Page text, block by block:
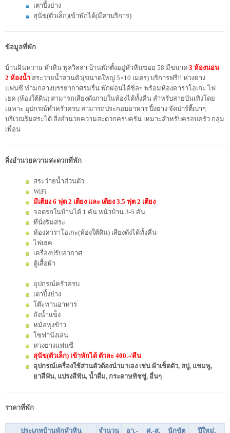
เตาปิ้งย่าง
สุนัข(ตัวเล็ก)เข้าพักได้(มีค่าบริการ)
ข้อมูลที่พัก
บ้านฝันหวาน หัวหิน พูลวิลล่า บ้านพักตั้งอยู่หัวหินซอย 58 มีขนาด 3 ห้องนอน
2 ห้องน้ำ สระว่ายน้ำส่วนตัว(ขนาดใหญ่ 5×10 เมตร) บริการฟรี!! ห่วงยาง
แฟนซี ท่ามกลางบรรยากาศร่มรื่น พักผ่อนได้ชิลๆ พร้อมห้องคาราโอเกะ ไฟ
เธค (ห้องใต้ดิน) สามารถเสียงดังภายในห้องได้ทั้งคืน สำหรับสายบันเทิงโดย
เฉพาะ อุปกรณ์ทำครัวครบ สามารถประกอบอาหาร ปิ้งย่าง จัดปาร์ตี้เบาๆ
บริเวณริมสระได้ สิ่งอำนวยความสะดวกครบครัน เหมาะสำหรับครอบครัว กลุ่ม
เพื่อน
สิ่งอำนวยความสะดวกที่พัก
สระว่ายน้ำส่วนตัว
WiFi
มีเตียง 6 ฟุต 2 เตียง และ เตียง 3.5 ฟุต 2 เตียง
จอดรถในบ้านได้ 1 คัน หน้าบ้าน 3-5 คัน
ที่นั่งริมสระ
ห้องคาราโอเกะ(ห้องใต้ดิน) เสียงดังได้ทั้งคืน
ไฟเธค
เครื่องปรับอากาศ
ตู้เสื้อผ้า
อุปกรณ์ครัวครบ
เตาปิ้งย่าง
โต๊ะทานอาหาร
ถังน้ำแข็ง
หม้อหุงข้าว
โซฟานั่งเล่น
ห่วงยางแฟนซี
สุนัข(ตัวเล็ก) เข้าพักได้ ตัวละ 400.-/คืน
อุปกรณ์เครื่องใช้ส่วนตัวต้องนำมาเอง เช่น ผ้าเช็ดตัว, สบู่, แชมพู,
ยาสีฟัน, แปรงสีฟัน, น้ำดื่ม, กระดาษทิชชู่, อื่นๆ
ราคาที่พัก
ประเภทบ้านพักหัวหิน จำนวน อา.- ศ.-ส. นักขัต ปีใหม่,